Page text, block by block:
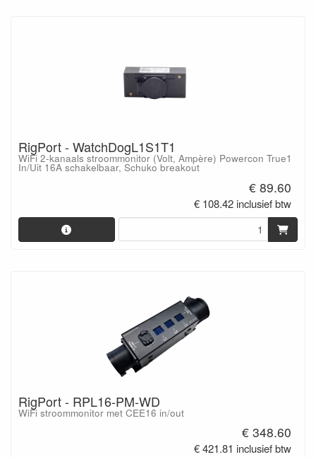
RigPort - WatchDogL1S1T1
WiFi 2-kanaals stroommonitor (Volt, Ampère) Powercon True1
In/Uit 16A schakelbaar, Schuko breakout
€ 89.60
€ 108.42 inclusief btw
RigPort - RPL16-PM-WD
WiFi stroommonitor met CEE16 in/out
€ 348.60
€ 421.81 inclusief btw